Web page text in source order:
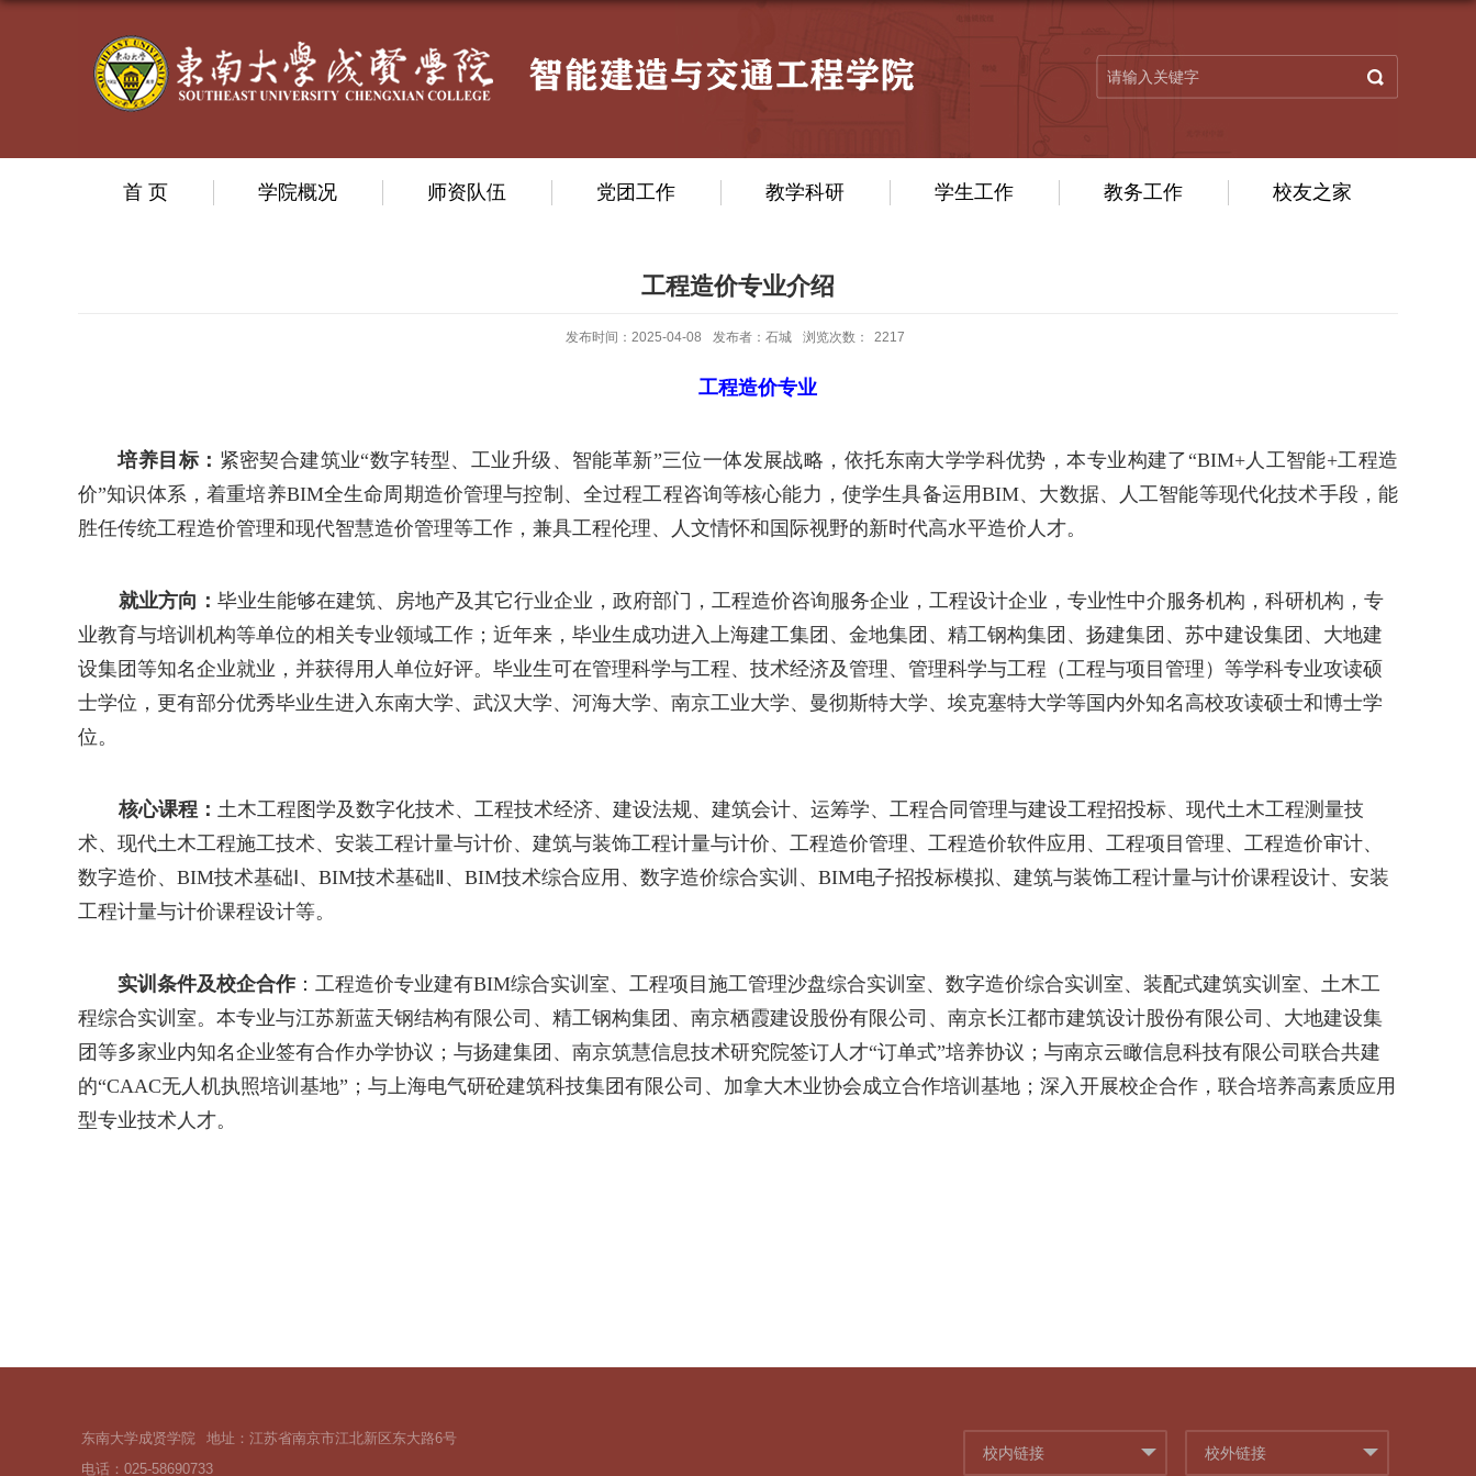
首 页 学院概况 师资队伍 党团工作 教学科研 学生工作 教务工作 校友之家
工程造价专业介绍
发布时间：2025-04-08 发布者：石城 浏览次数： 2217
工程造价专业
培养目标： 紧密契合建筑业“数字转型、工业升级、智能革新”三位一体发展战略， 依托东南大学学科优势，本专业构建了 “BIM+人工智能+工程造
价”知识体系，着重培养BIM全生命周期造价管理与控制 、 全过程工程咨询等核心能力，使学生具备运用BIM、 大数据、人工智能等现代化技术手段， 能
胜任传统工程造价管理和现代智慧造价管理等工作 ，兼具工程伦理、人文情怀和国际视野的新时代高水平造价 人才。
就业方向： 毕业生能够在建筑、房地产及其它行业企业，政府部门，工程造价咨询服务企业，工程设计企业，专业性中介服务机构，科研机构，专
业教育与培训机构等单位的相关专业领域工作； 近年来， 毕业生成功进入上海建工集团、金地集团、精工钢构集团、扬建集团、苏中建设集团、大地建
设集团等知名企业就业， 并获得用人单位好评。 毕业生可在管理科学与工程、技术经济及管理、管理科学与工程（工程与项目管理）等学科专业攻读硕
士学位， 更有部分优秀毕业生进入东南大学、武汉大学、河海大学、 南京工业大学、曼彻斯特大学、 埃克塞特大学等国内外知名高校攻读硕士和博士学
位。
核心课程： 土木工程图学及数字化技术、工程技术经济、建设法规、建筑会计、 运筹学、工程合同管理与建设工程招投标、 现代土木工程测量技
术、现代土木工程施工技术、安装工程计量与计价、建筑与装饰工程计量与计价、工程造价管理、工程造价软件应用、工程项目管理、工程造价审计、
数字造价、 BIM技术基础 、 BIM技术基础 、 BIM技术综合应用、数字造价综合实训、 BIM电子招投标模拟、建筑与装饰工程计量与计价课程设计、 安装
工程计量与计价课程设计等。
实训条件及校企合作： 工程造价专业建有BIM综合实训室、工程项目施工管理沙盘综合实训室、 数字造价综合实训室、 装配式建筑实训室、 土木工
程综合实训室。本专业与江苏新蓝天钢结构有限公司 、 精工钢构集团、 南京栖霞建设股份有限公司、 南京长江都市建筑设计股份有限公司 、大地建设集
团等多家业内知名企业签有合作办学协议 ；与扬建集团 、 南京筑慧信息技术研究院签订人才“订单式”培养协议 ； 与南京云瞰信息科技有限公司联合共建
的“CAAC无人机执照培训基地” ； 与上海电气研砼建筑科技集团有限公司、加拿大木业协会成立合作培训基地； 深入开展校企合作， 联合培养高素质应用
型专业技术人才。
东南大学成贤学院
地址：江苏省南京市江北新区东大路6号
电话：025-58690733
校内链接 校外链接